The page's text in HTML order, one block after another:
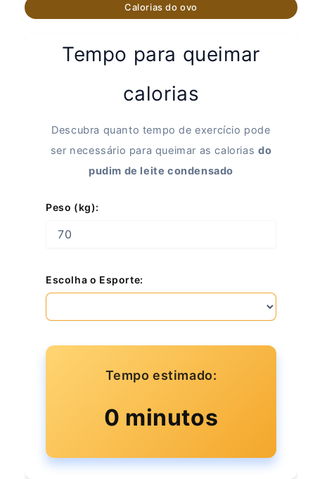
Calorias do ovo
Tempo para queimar
calorias
Descubra quanto tempo de exercício pode
ser necessário para queimar as calorias do
pudim de leite condensado
Peso (kg):
Escolha o Esporte:
Tempo estimado:
0 minutos